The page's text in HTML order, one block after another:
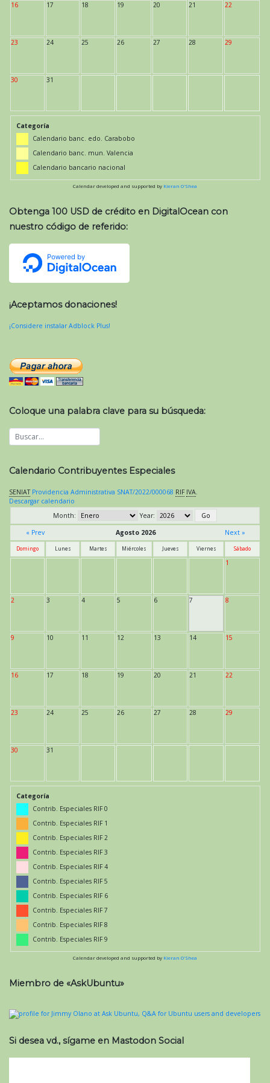
16 17 18 19 20 21 22
23 24 25 26 27 28 29
30 31
Categoría
Calendario banc. edo. Carabobo
Calendario banc. mun. Valencia
Calendario bancario nacional
Calendar developed and supported by Kieran O'Shea
Obtenga 100 USD de crédito en DigitalOcean con
nuestro código de referido:
¡Aceptamos donaciones!
¡Considere instalar Adblock Plus!
Coloque una palabra clave para su búsqueda:
Calendario Contribuyentes Especiales
SENIAT Providencia Administrativa SNAT/2022/000068 RIF IVA.
Descargar calendario
Month:
Year:
« Prev
Agosto 2026 Next »
Domingo Lunes Martes Miércoles Jueves Viernes Sábado
1
2 3 4 5 6 7 8
9 10 11 12 13 14 15
16 17 18 19 20 21 22
23 24 25 26 27 28 29
30 31
Categoría
Contrib. Especiales RIF 0
Contrib. Especiales RIF 1
Contrib. Especiales RIF 2
Contrib. Especiales RIF 3
Contrib. Especiales RIF 4
Contrib. Especiales RIF 5
Contrib. Especiales RIF 6
Contrib. Especiales RIF 7
Contrib. Especiales RIF 8
Contrib. Especiales RIF 9
Calendar developed and supported by Kieran O'Shea
Miembro de «AskUbuntu»
Si desea vd., sígame en Mastodon Social